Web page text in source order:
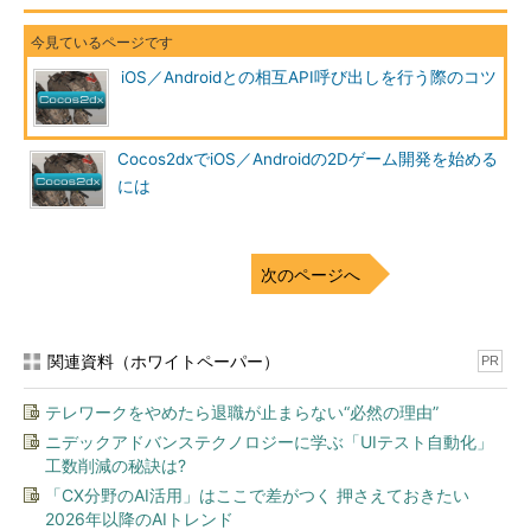
iOS／Androidとの相互API呼び出しを行う際のコツ
Cocos2dxでiOS／Androidの2Dゲーム開発を始める
には
次のページへ
関連資料（ホワイトペーパー） PR
テレワークをやめたら退職が止まらない“必然の理由”
ニデックアドバンステクノロジーに学ぶ「UIテスト自動化」
工数削減の秘訣は?
「CX分野のAI活用」はここで差がつく 押さえておきたい
2026年以降のAIトレンド